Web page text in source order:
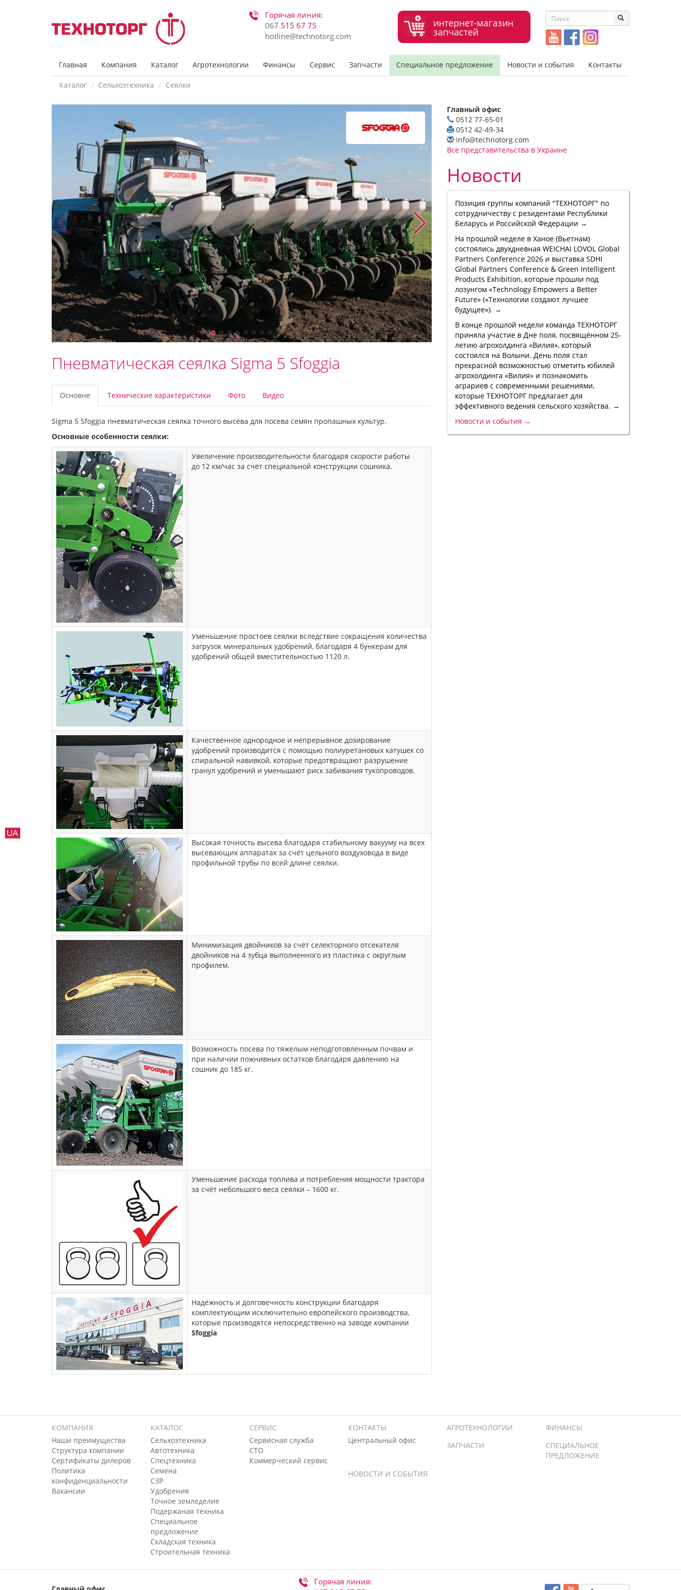
Горячая линия:
067 515 67 75
hotline@technotorg.com
интернет-магазин
запчастей
Главная Компания Каталог Агротехнологии Финансы Сервис Запчасти Специальное предложение Новости и события Контакты
Каталог Сельхозтехника Сеялки
Пневматическая сеялка Sigma 5 Sfoggia
Основне Технические характеристики Фото Видео
Sigma 5 Sfoggia пневматическая сеялка точного высева для посева семян пропашных культур.
Основные особенности сеялки:
Увеличение производительности благодаря скорости работы
до 12 км/час за счёт специальной конструкции сошника.
Уменьшение простоев сеялки вследствие сокращения количества
загрузок минеральных удобрений, благодаря 4 бункерам для
удобрений общей вместительностью 1120 л.
Качественное однородное и непрерывное дозирование
удобрений производится с помощью полиуретановых катушек со
спиральной навивкой, которые предотвращают разрушение
гранул удобрений и уменьшают риск забивания тукопроводов.
Высокая точность высева благодаря стабильному вакууму на всех
высевающих аппаратах за счёт цельного воздуховода в виде
профильной трубы по всей длине сеялки.
Минимизация двойников за счёт селекторного отсекателя
двойников на 4 зубца выполненного из пластика с округлым
профилем.
Возможность посева по тяжелым неподготовленным почвам и
при наличии пожнивных остатков благодаря давлению на
сошник до 185 кг.
Уменьшение расхода топлива и потребления мощности трактора
за счёт небольшого веса сеялки – 1600 кг.
Надёжность и долговечность конструкции благодаря
комплектующим исключительно европейского производства,
которые производятся непосредственно на заводе компании
Sfoggia
Главный офис
0512 77-65-01
0512 42-49-34
info@technotorg.com
Все представительства в Украине
Новости
Позиция группы компаний "ТЕХНОТОРГ" по
сотрудничеству с резидентами Республики
Беларусь и Российской Федерации →
На прошлой неделе в Ханое (Вьетнам)
состоялись двухдневная WEICHAI LOVOL Global
Partners Conference 2026 и выставка SDHI
Global Partners Conference & Green Intelligent
Products Exhibition, которые прошли под
лозунгом «Technology Empowers a Better
Future» («Технологии создают лучшее
будущее»). →
В конце прошлой недели команда ТЕХНОТОРГ
приняла участие в Дне поля, посвящённом 25-
летию агрохолдинга «Вилия», который
состоялся на Волыни. День поля стал
прекрасной возможностью отметить юбилей
агрохолдинга «Вилия» и познакомить
аграриев с современными решениями,
которые ТЕХНОТОРГ предлагает для
эффективного ведения сельского хозяйства. →
Новости и события →
КОМПАНИЯ
Наши преимущества
Структура компании
Сертификаты дилеров
Политика
конфиденциальности
Вакансии
КАТАЛОГ
Сельхозтехника
Автотехника
Спецтехника
Семена
СЗР
Удобрения
Точное земледелие
Подержаная техника
Специальное
предложение
Складская техника
Строительная техника
СЕРВИС
Сервисная служба
СТО
Коммерческий сервис
КОНТАКТЫ
Центральный офис
АГРОТЕХНОЛОГИИ
ФИНАНСЫ
ЗАПЧАСТИ
СПЕЦИАЛЬНОЕ
ПРЕДЛОЖЕНИЕ
НОВОСТИ И СОБЫТИЯ
Горячая линия: